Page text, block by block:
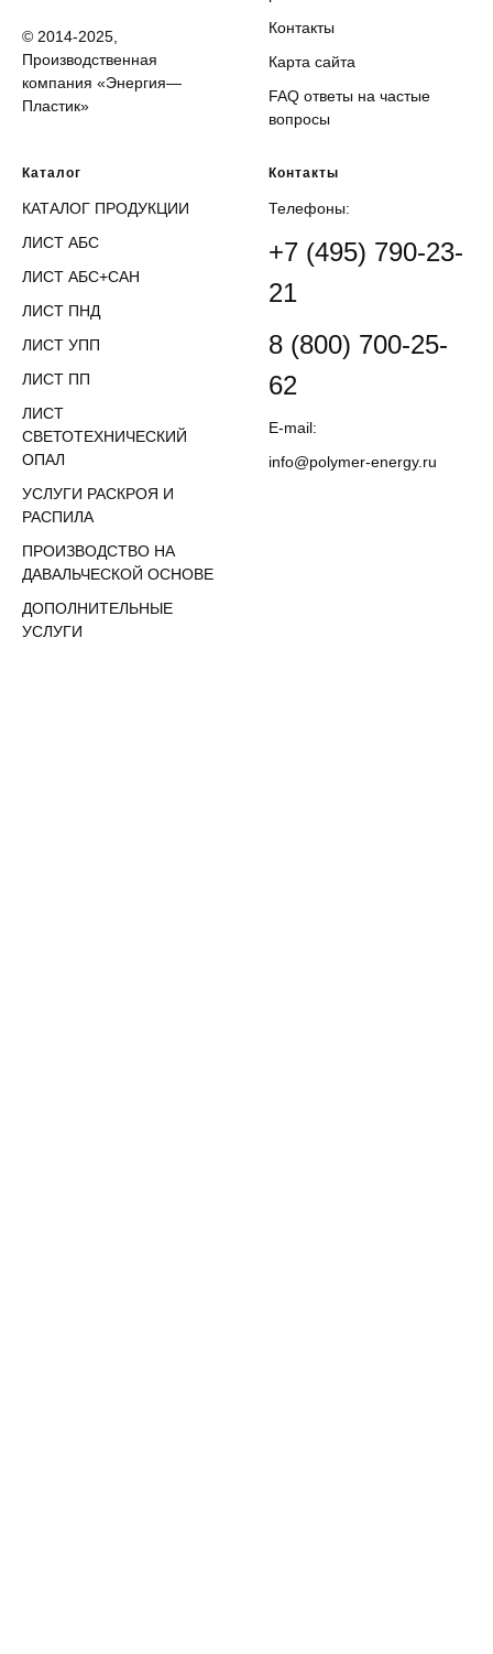
© 2014-2025,
Производственная
компания «Энергия—
Пластик»
Контакты
Карта сайта
FAQ ответы на частые
вопросы
Каталог
КАТАЛОГ ПРОДУКЦИИ
ЛИСТ АБС
ЛИСТ АБС+САН
ЛИСТ ПНД
ЛИСТ УПП
ЛИСТ ПП
ЛИСТ
СВЕТОТЕХНИЧЕСКИЙ
ОПАЛ
УСЛУГИ РАСКРОЯ И
РАСПИЛА
ПРОИЗВОДСТВО НА
ДАВАЛЬЧЕСКОЙ ОСНОВЕ
ДОПОЛНИТЕЛЬНЫЕ
УСЛУГИ
Контакты
Телефоны:
+7 (495) 790-23-
21
8 (800) 700-25-
62
E-mail:
info@polymer-energy.ru